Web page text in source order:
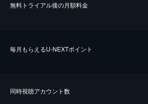
無料トライアル後の⽉額料金
毎⽉もらえるU-NEXTポイント
同時視聴アカウント数